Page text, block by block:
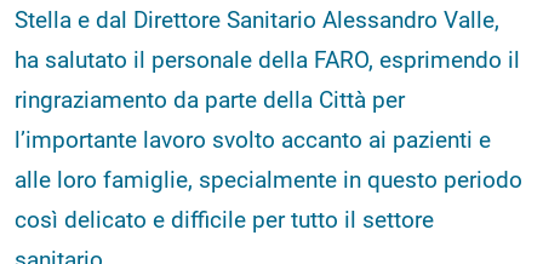
Stella e dal Direttore Sanitario Alessandro Valle,
ha salutato il personale della FARO, esprimendo il
ringraziamento da parte della Città per
l’importante lavoro svolto accanto ai pazienti e
alle loro famiglie, specialmente in questo periodo
così delicato e difficile per tutto il settore